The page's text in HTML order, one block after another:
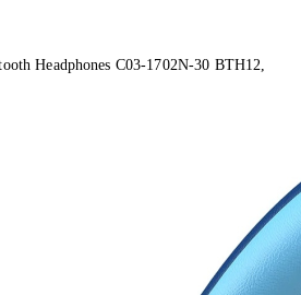
Headphones C03-1702N-30 BTH12,